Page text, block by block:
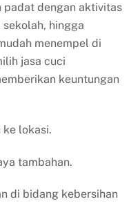
padat dengan aktivitas
hingga
menempel di
jasa cuci
keuntungan
ke lokasi.
tambahan.
di bidang kebersihan